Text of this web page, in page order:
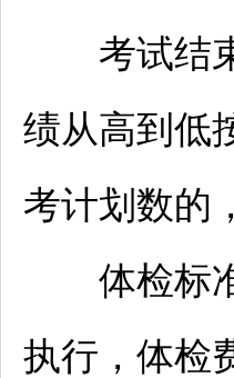
考试结束
绩从高到低
考计划数的
体检标准
执行，体检